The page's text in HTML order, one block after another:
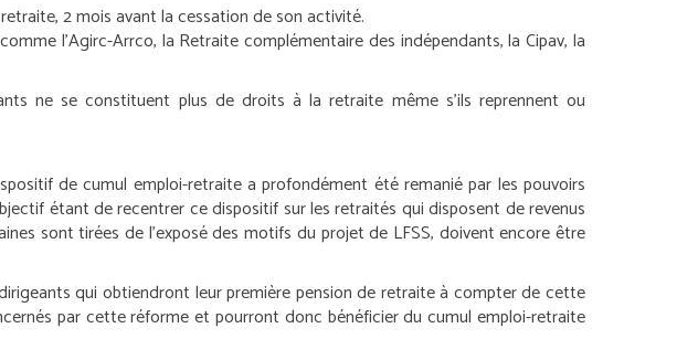
2 mois avant la cessation de son activité.
l’Agirc-Arrco, la Retraite complémentaire des indépendants, la Cipav, la
ne se constituent plus de droits à la retraite même s’ils reprennent ou
de cumul emploi-retraite a profondément été remanié par les pouvoirs
étant de recentrer ce dispositif sur les retraités qui disposent de revenus
sont tirées de l’exposé des motifs du projet de LFSS, doivent encore être
qui obtiendront leur première pension de retraite à compter de cette
par cette réforme et pourront donc bénéficier du cumul emploi-retraite